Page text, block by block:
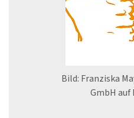
Bild: Franziska
GmbH auf